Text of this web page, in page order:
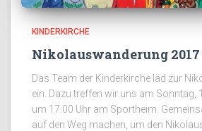
KINDERKIRCHE
Nikolauswanderung 2017
Das Team der Kinderkirche läd zur
ein. Dazu treffen wir uns am Sonntag,
um 17:00 Uhr am Sportheim.
auf den Weg machen, um den